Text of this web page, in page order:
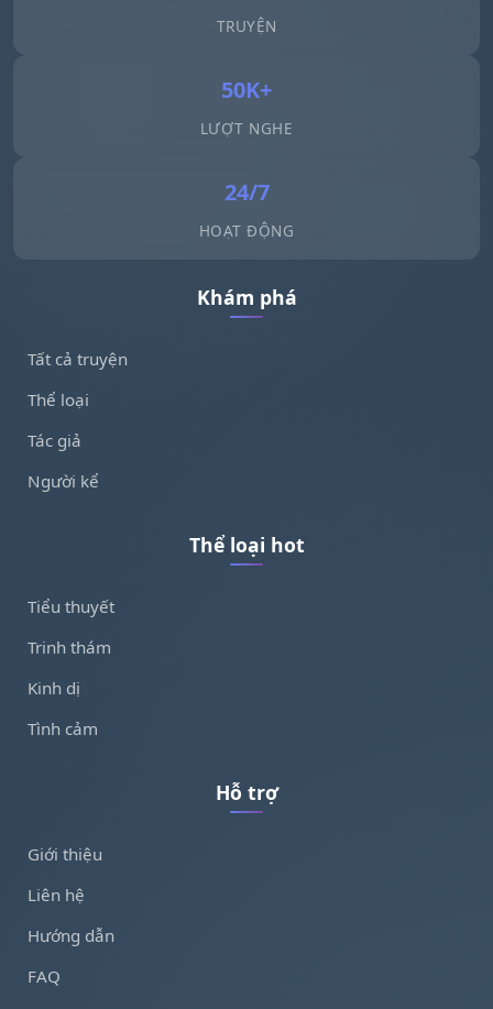
TRUYỆN
50K+
LƯỢT NGHE
24/7
HOẠT ĐỘNG
Khám phá
Tất cả truyện
Thể loại
Tác giả
Người kể
Thể loại hot
Tiểu thuyết
Trinh thám
Kinh dị
Tình cảm
Hỗ trợ
Giới thiệu
Liên hệ
Hướng dẫn
FAQ